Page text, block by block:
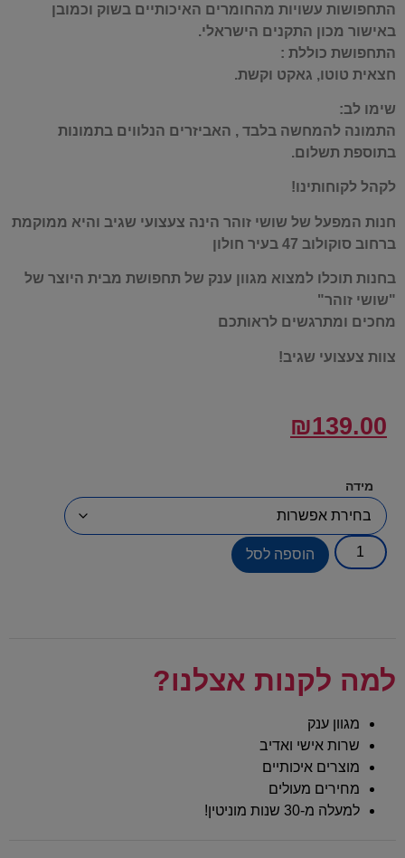
התחפושות עשויות מהחומרים האיכותיים בשוק וכמובן
באישור מכון התקנים הישראלי.
התחפושת כוללת :
חצאית טוטו, גאקט וקשת.
שימו לב:
התמונה להמחשה בלבד , האביזרים הנלווים בתמונות
בתוספת תשלום.
לקהל לקוחותינו!
חנות המפעל של שושי זוהר הינה צעצועי שגיב והיא ממוקמת
ברחוב סוקולוב 47 בעיר חולון
בחנות תוכלו למצוא מגוון ענק של תחפושת מבית היוצר של
"שושי זוהר"
מחכים ומתרגשים לראותכם
צוות צעצועי שגיב!
₪139.00
מידה
הוספה לסל
למה לקנות אצלנו?
מגוון ענק
שרות אישי ואדיב
מוצרים איכותיים
מחירים מעולים
למעלה מ-30 שנות מוניטין!